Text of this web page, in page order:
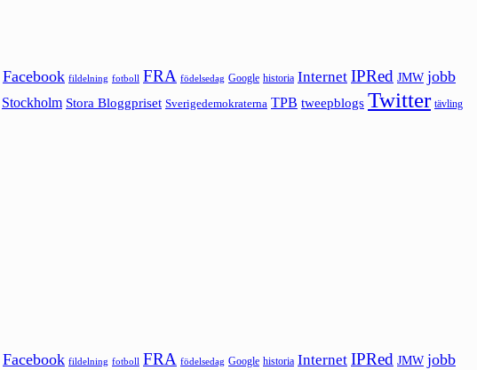
Facebook fildelning fotboll FRA födelsedag Google historia Internet IPRed JMW jobb
Stockholm Stora Bloggpriset Sverigedemokraterna TPB tweepblogs Twitter tävling
Facebook fildelning fotboll FRA födelsedag Google historia Internet IPRed JMW jobb